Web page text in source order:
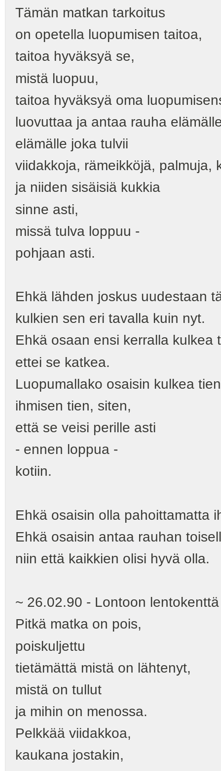
Tämän matkan tarkoitus
on opetella luopumisen taitoa,
taitoa hyväksyä se,
mistä luopuu,
taitoa hyväksyä oma
luovuttaa ja antaa rauha
elämälle joka tulvii
viidakkoja, rämeikköjä, palmuja,
ja niiden sisäisiä kukkia
sinne asti,
missä tulva loppuu -
pohjaan asti.
Ehkä lähden joskus uudestaan
kulkien sen eri tavalla kuin nyt.
Ehkä osaan ensi kerralla kulkea
ettei se katkea.
Luopumallako osaisin kulkea
ihmisen tien, siten,
että se veisi perille asti
- ennen loppua -
kotiin.
Ehkä osaisin olla pahoittamatta
Ehkä osaisin antaa rauhan
niin että kaikkien olisi hyvä olla.
~ 26.02.90 - Lontoon
Pitkä matka on pois,
poiskuljettu
tietämättä mistä on lähtenyt,
mistä on tullut
ja mihin on menossa.
Pelkkää viidakkoa,
kaukana jostakin,